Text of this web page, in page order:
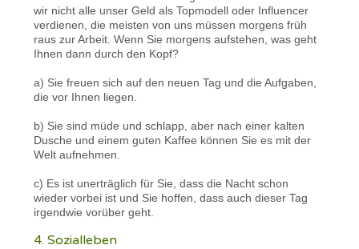
wir nicht alle unser Geld als Topmodell oder Influencer
verdienen, die meisten von uns müssen morgens früh
raus zur Arbeit. Wenn Sie morgens aufstehen, was geht
Ihnen dann durch den Kopf?
a) Sie freuen sich auf den neuen Tag und die Aufgaben,
die vor Ihnen liegen.
b) Sie sind müde und schlapp, aber nach einer kalten
Dusche und einem guten Kaffee können Sie es mit der
Welt aufnehmen.
c) Es ist unerträglich für Sie, dass die Nacht schon
wieder vorbei ist und Sie hoffen, dass auch dieser Tag
irgendwie vorüber geht.
4. Sozialleben